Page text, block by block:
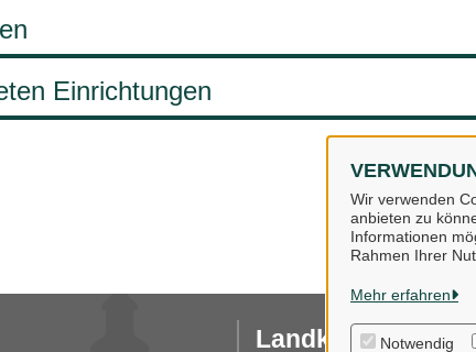
Wir verwenden
anbieten zu
Informationen
Rahmen Ihrer
Mehr erfahren
Notwendig
Einrichtungen
Landkreis